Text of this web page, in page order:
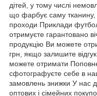
дітей, у тому числі
що фарбує саму тканину,
проходи Приклади
отримуєте гарантовано
продукцію Ви можете
грн, якщо залишите
можете отримати
сфотографуєте себе в
замовлень знижки У нас
оптових і сімейних